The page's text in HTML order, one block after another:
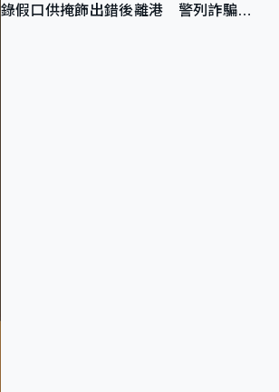
錄假口供掩飾出錯後離港 警列詐騙